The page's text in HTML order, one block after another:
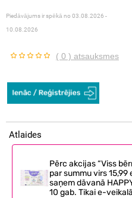
Piedāvājums ir spēkā no 03.08.2026 -
10.08.2026
( 0 ) atsauksmes
Atlaides
Pērc akcijas “Viss
par summu virs
saņem dāvanā
10 gab. Tikai e-